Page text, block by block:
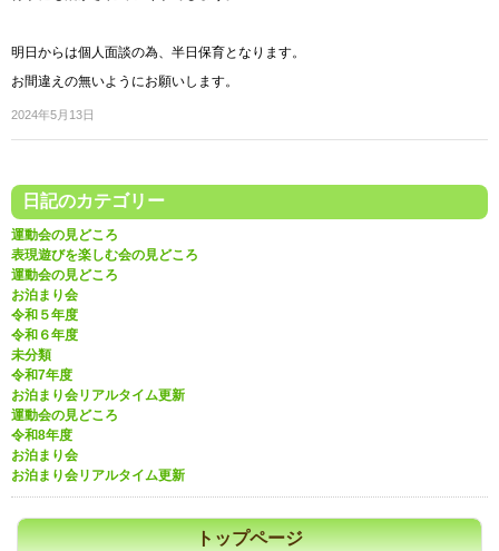
明日からは個人面談の為、半日保育となります。
お間違えの無いようにお願いします。
2024年5月13日
日記のカテゴリー
運動会の見どころ
表現遊びを楽しむ会の見どころ
運動会の見どころ
お泊まり会
令和５年度
令和６年度
未分類
令和7年度
お泊まり会リアルタイム更新
運動会の見どころ
令和8年度
お泊まり会
お泊まり会リアルタイム更新
トップページ